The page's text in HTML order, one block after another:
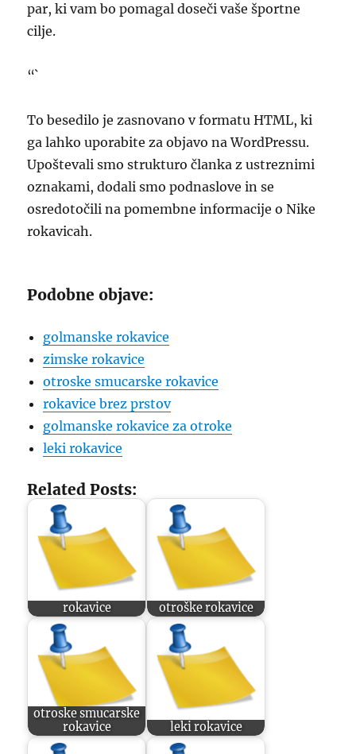
par, ki vam bo pomagal doseči vaše športne
cilje.
“`
To besedilo je zasnovano v formatu HTML, ki
ga lahko uporabite za objavo na WordPressu.
Upoštevali smo strukturo članka z ustreznimi
oznakami, dodali smo podnaslove in se
osredotočili na pomembne informacije o Nike
rokavicah.
Podobne objave:
golmanske rokavice
zimske rokavice
otroske smucarske rokavice
rokavice brez prstov
golmanske rokavice za otroke
leki rokavice
Related Posts:
rokavice otroške rokavice
otroske smucarske
rokavice
leki rokavice